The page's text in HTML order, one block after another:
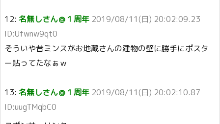
12: 名無しさん＠１周年 2019/08/11(日) 20:02:09.23
ID:Ufwnw9qt0
そういや昔ミンスがお地蔵さんの建物の壁に勝手にポスタ
ー貼ってたなぁｗ
13: 名無しさん＠１周年 2019/08/11(日) 20:02:10.87
ID:uugTMqbC0